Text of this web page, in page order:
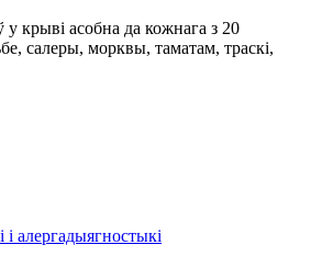
крыві асобна да кожнага з 20
салеры, морквы, таматам, траскi,
алергадыягностыкі